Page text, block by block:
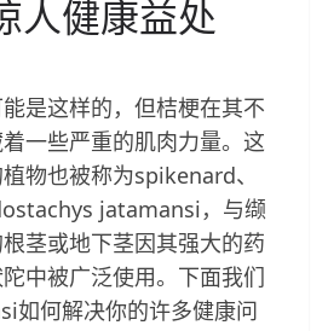
人健康益处
是这样的，但桔梗在其不
一些严重的肌肉力量。这
物也被称为spikenard、
jatamansi，与缬
茎或地下茎因其强大的药
中被广泛使用。下面我们
如何解决你的许多健康问